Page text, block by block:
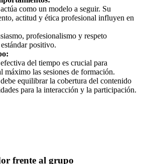
como un modelo a seguir. Su
actitud y ética profesional influyen en
profesionalismo y respeto
positivo.
del tiempo es crucial para
máximo las sesiones de formación.
equilibrar la cobertura del contenido
para la interacción y la participación.
frente al grupo